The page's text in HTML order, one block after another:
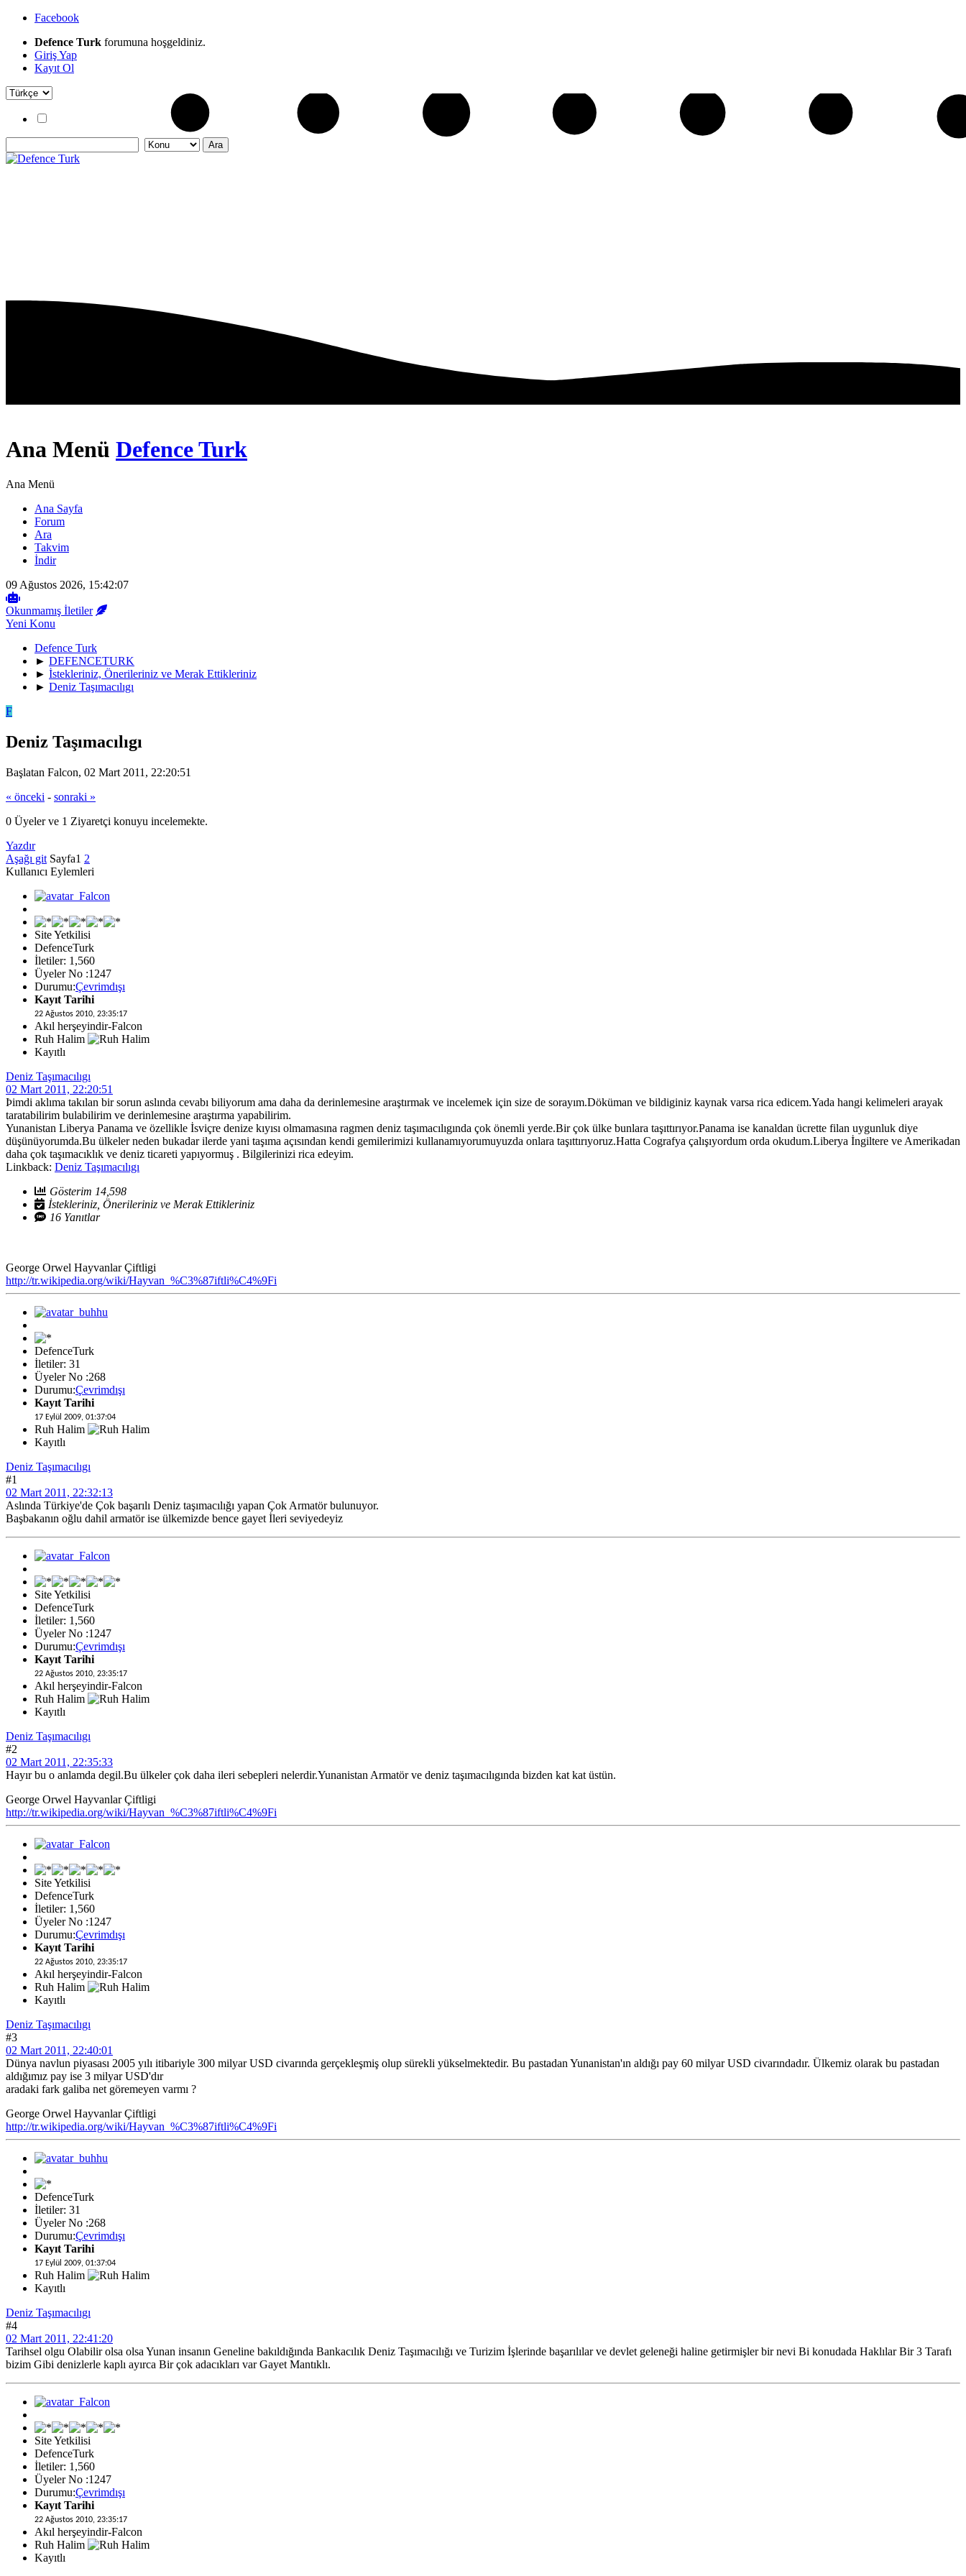
Facebook
Defence Turk forumuna hoşgeldiniz.
Giriş Yap
Kayıt Ol
Ana Menü Defence Turk
Ana Menü
Ana Sayfa
Forum
Ara
Takvim
İndir
09 Ağustos 2026, 15:42:07
Okunmamış İletiler
Yeni Konu
Defence Turk
► DEFENCETURK
► İstekleriniz, Önerileriniz ve Merak Ettikleriniz
► Deniz Taşımacılıgı
F
Deniz Taşımacılıgı
Başlatan Falcon, 02 Mart 2011, 22:20:51
« önceki - sonraki »
0 Üyeler ve 1 Ziyaretçi konuyu incelemekte.
Yazdır
Aşağı git Sayfa1 2
Kullanıcı Eylemleri
Site Yetkilisi
DefenceTurk
İletiler: 1,560
Üyeler No :1247
Durumu:Çevrimdışı
Kayıt Tarihi
22 Ağustos 2010, 23:35:17
Akıl herşeyindir-Falcon
Ruh Halim
Kayıtlı
Deniz Taşımacılıgı
02 Mart 2011, 22:20:51
Þimdi aklıma takılan bir sorun aslında cevabı biliyorum ama daha da derinlemesine araştırmak ve incelemek için size de sorayım.Döküman ve bildiginiz kaynak varsa rica edicem.Yada hangi kelimeleri arayak
taratabilirim bulabilirim ve derinlemesine araştırma yapabilirim.
Yunanistan Liberya Panama ve özellikle İsviçre denize kıyısı olmamasına ragmen deniz taşımacılıgında çok önemli yerde.Bir çok ülke bunlara taşıttırıyor.Panama ise kanaldan ücrette filan uygunluk diye
düşünüyorumda.Bu ülkeler neden bukadar ilerde yani taşıma açısından kendi gemilerimizi kullanamıyorumuyuzda onlara taşıttırıyoruz.Hatta Cografya çalışıyordum orda okudum.Liberya İngiltere ve Amerikadan
daha çok taşımacıklık ve deniz ticareti yapıyormuş . Bilgilerinizi rica edeyim.
Linkback: Deniz Taşımacılıgı
Gösterim 14,598
İstekleriniz, Önerileriniz ve Merak Ettikleriniz
16 Yanıtlar
George Orwel Hayvanlar Çiftligi
http://tr.wikipedia.org/wiki/Hayvan_%C3%87iftli%C4%9Fi
DefenceTurk
İletiler: 31
Üyeler No :268
Durumu:Çevrimdışı
Kayıt Tarihi
17 Eylül 2009, 01:37:04
Ruh Halim
Kayıtlı
Deniz Taşımacılıgı
#1
02 Mart 2011, 22:32:13
Aslında Türkiye'de Çok başarılı Deniz taşımacılığı yapan Çok Armatör bulunuyor.
Başbakanın oğlu dahil armatör ise ülkemizde bence gayet İleri seviyedeyiz
Site Yetkilisi
DefenceTurk
İletiler: 1,560
Üyeler No :1247
Durumu:Çevrimdışı
Kayıt Tarihi
22 Ağustos 2010, 23:35:17
Akıl herşeyindir-Falcon
Ruh Halim
Kayıtlı
Deniz Taşımacılıgı
#2
02 Mart 2011, 22:35:33
Hayır bu o anlamda degil.Bu ülkeler çok daha ileri sebepleri nelerdir.Yunanistan Armatör ve deniz taşımacılıgında bizden kat kat üstün.
George Orwel Hayvanlar Çiftligi
http://tr.wikipedia.org/wiki/Hayvan_%C3%87iftli%C4%9Fi
Site Yetkilisi
DefenceTurk
İletiler: 1,560
Üyeler No :1247
Durumu:Çevrimdışı
Kayıt Tarihi
22 Ağustos 2010, 23:35:17
Akıl herşeyindir-Falcon
Ruh Halim
Kayıtlı
Deniz Taşımacılıgı
#3
02 Mart 2011, 22:40:01
Dünya navlun piyasası 2005 yılı itibariyle 300 milyar USD civarında gerçekleşmiş olup sürekli yükselmektedir. Bu pastadan Yunanistan'ın aldığı pay 60 milyar USD civarındadır. Ülkemiz olarak bu pastadan
aldığımız pay ise 3 milyar USD'dır
aradaki fark galiba net göremeyen varmı ?
George Orwel Hayvanlar Çiftligi
http://tr.wikipedia.org/wiki/Hayvan_%C3%87iftli%C4%9Fi
DefenceTurk
İletiler: 31
Üyeler No :268
Durumu:Çevrimdışı
Kayıt Tarihi
17 Eylül 2009, 01:37:04
Ruh Halim
Kayıtlı
Deniz Taşımacılıgı
#4
02 Mart 2011, 22:41:20
Tarihsel olgu Olabilir olsa olsa Yunan insanın Geneline bakıldığında Bankacılık Deniz Taşımacılığı ve Turizim İşlerinde başarılılar ve devlet geleneği haline getirmişler bir nevi Bi konudada Haklılar Bir 3 Tarafı
bizim Gibi denizlerle kaplı ayırca Bir çok adacıkları var Gayet Mantıklı.
Site Yetkilisi
DefenceTurk
İletiler: 1,560
Üyeler No :1247
Durumu:Çevrimdışı
Kayıt Tarihi
22 Ağustos 2010, 23:35:17
Akıl herşeyindir-Falcon
Ruh Halim
Kayıtlı